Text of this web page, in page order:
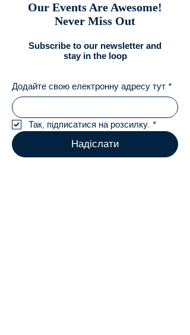
Our Events Are Awesome!
Never Miss Out
Subscribe to our newsletter and
stay in the loop
Додайте свою електронну адресу тут *
Так, підписатися на розсилку. *
Надіслати